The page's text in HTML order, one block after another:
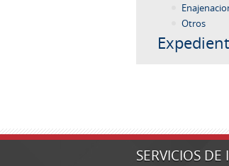
Otros
SERVICIOS DE